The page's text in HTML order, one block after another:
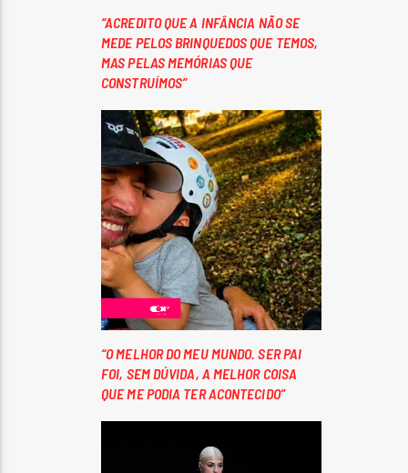
“ACREDITO QUE A INFÂNCIA NÃO SE
MEDE PELOS BRINQUEDOS QUE TEMOS,
MAS PELAS MEMÓRIAS QUE
CONSTRUÍMOS”
“O MELHOR DO MEU MUNDO. SER PAI
FOI, SEM DÚVIDA, A MELHOR COISA
QUE ME PODIA TER ACONTECIDO”